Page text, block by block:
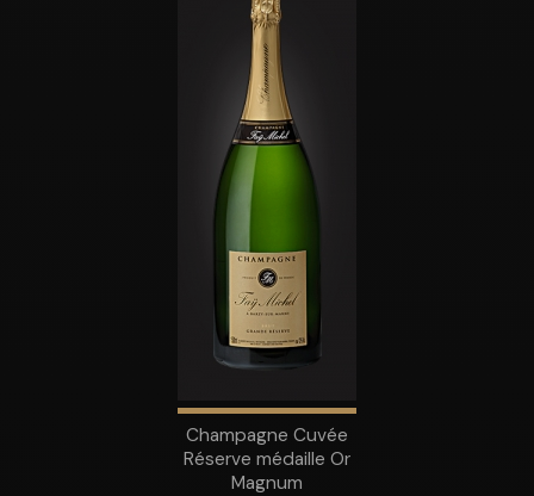
Champagne Cuvée
Réserve médaille Or
Magnum